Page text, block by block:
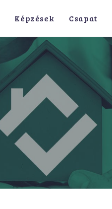
Képzések Csapat